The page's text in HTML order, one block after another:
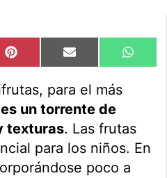
Compartir
en
Pinterest Compartir
en
Email
en
para el más
es un torrente de
texturas. Las frutas
para los niños. En
poco a